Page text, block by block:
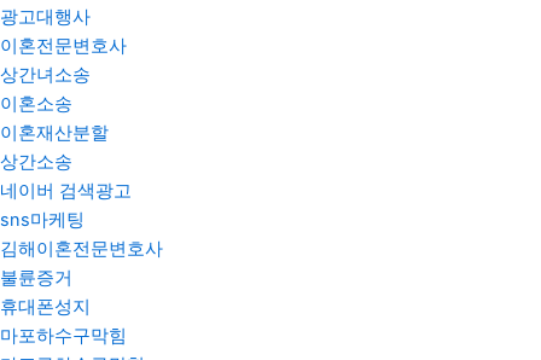
광고대행사
이혼전문변호사
상간녀소송
이혼소송
이혼재산분할
상간소송
네이버 검색광고
sns마케팅
김해이혼전문변호사
불륜증거
휴대폰성지
마포하수구막힘